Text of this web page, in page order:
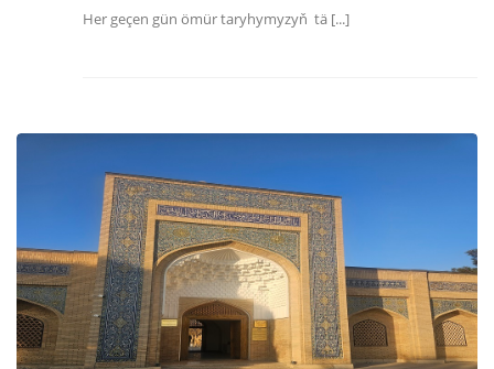
Her geçen gün ömür taryhymyzyň tä [...]